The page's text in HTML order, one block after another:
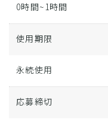
0時間~1時間
使用期限
永続使用
応募締切